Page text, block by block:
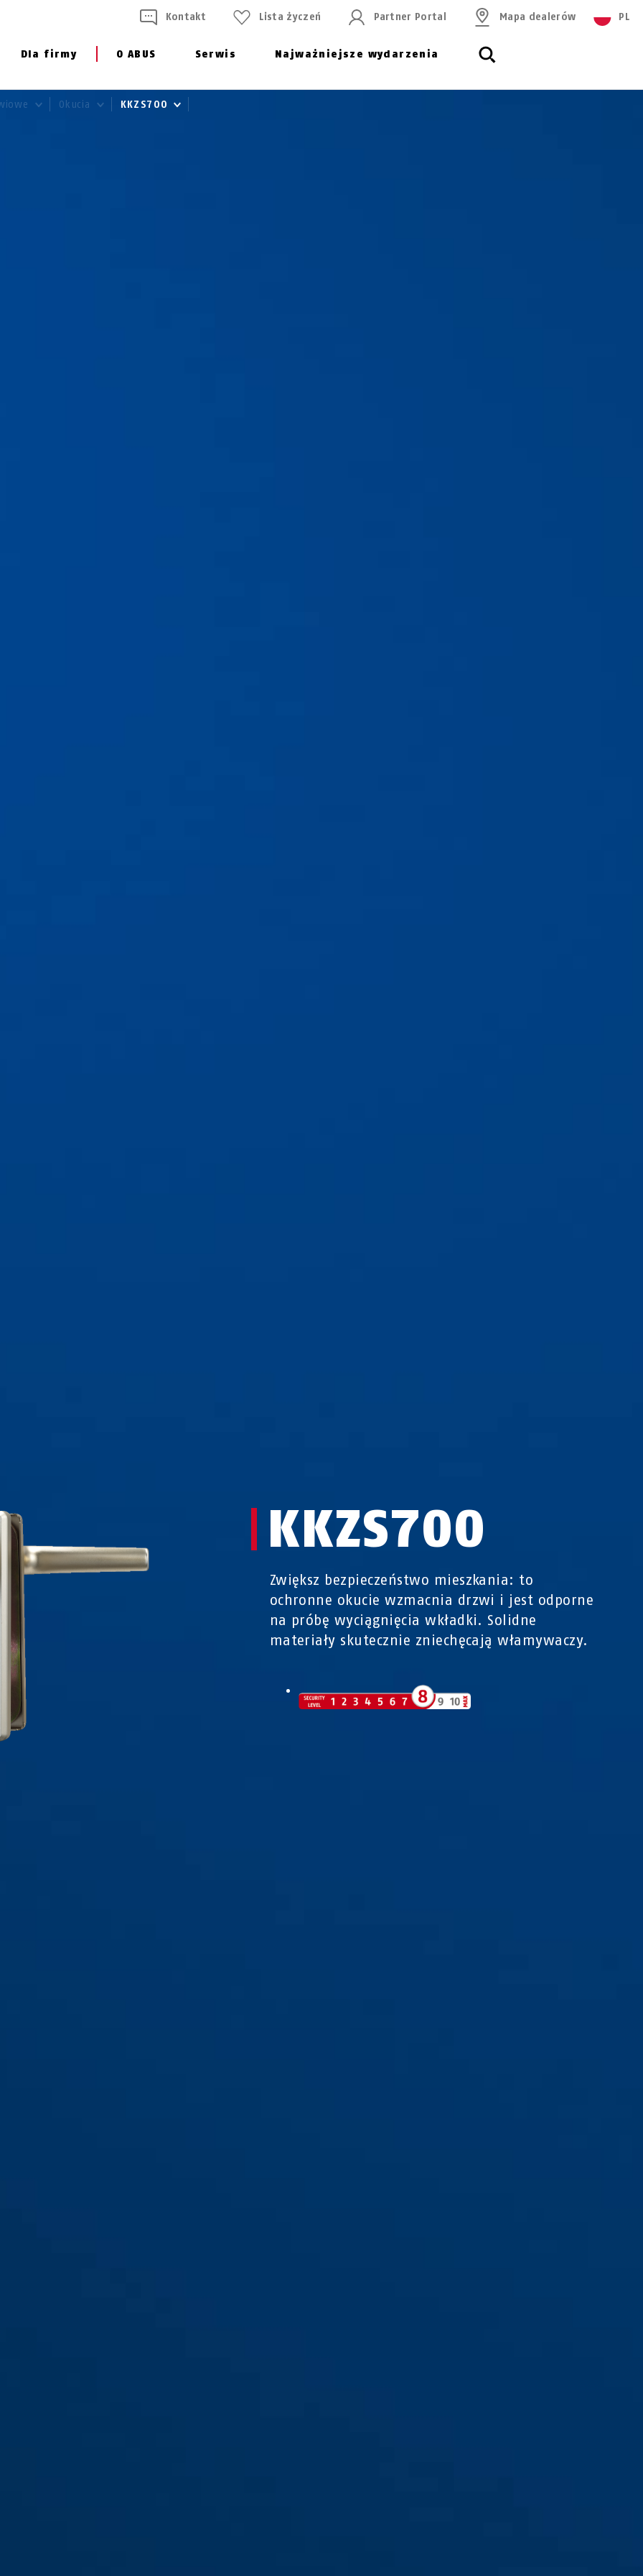
Dla firmy O ABUS Serwis Najważniejsze wydarzenia
Kontakt Lista życzeń Partner Portal Mapa dealerów PL
Okucia KKZS700
KKZS700
Zwiększ bezpieczeństwo mieszkania: to
ochronne okucie wzmacnia drzwi i jest odporne
na próbę wyciągnięcia wkładki. Solidne
materiały skutecznie zniechęcają włamywaczy.